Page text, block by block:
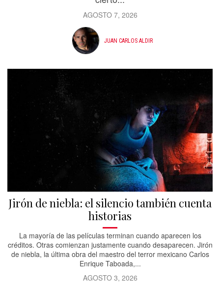
AGOSTO 7, 2026
JUAN CARLOS ALDIR
Jirón de niebla: el silencio también cuenta
historias
La mayoría de las películas terminan cuando aparecen los
créditos. Otras comienzan justamente cuando desaparecen. Jirón
de niebla, la última obra del maestro del terror mexicano Carlos
Enrique Taboada,...
AGOSTO 3, 2026